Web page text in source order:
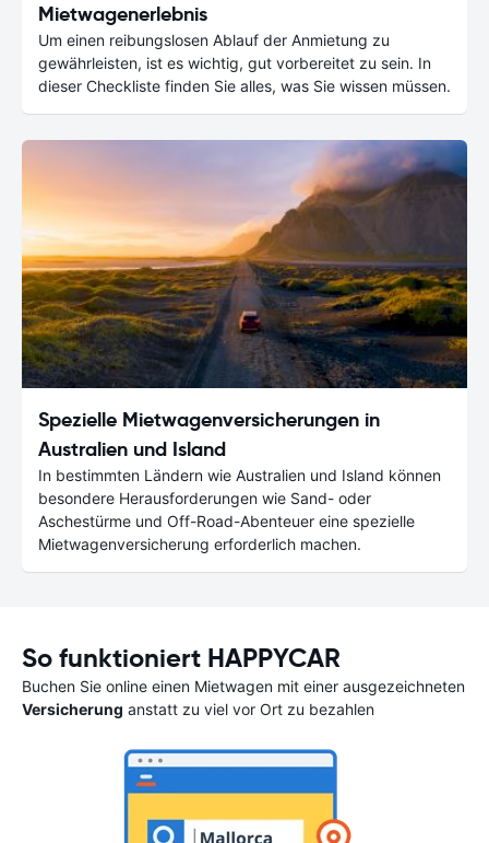
Mietwagenerlebnis
Um einen reibungslosen Ablauf der Anmietung zu
gewährleisten, ist es wichtig, gut vorbereitet zu sein. In
dieser Checkliste finden Sie alles, was Sie wissen müssen.
Spezielle Mietwagenversicherungen in
Australien und Island
In bestimmten Ländern wie Australien und Island können
besondere Herausforderungen wie Sand- oder
Aschestürme und Off-Road-Abenteuer eine spezielle
Mietwagenversicherung erforderlich machen.
So funktioniert HAPPYCAR
Buchen Sie online einen Mietwagen mit einer ausgezeichneten
Versicherung anstatt zu viel vor Ort zu bezahlen